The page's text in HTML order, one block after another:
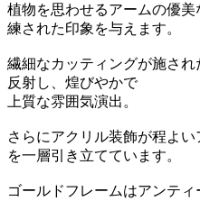
植物を思わせるアームの優
練された印象を与えます。
繊細なカッティングが施され
反射し、煌びやかで
上質な雰囲気演出。
さらにアクリル装飾が程よ
を一層引き立てています。
ゴールドフレームはアンテ